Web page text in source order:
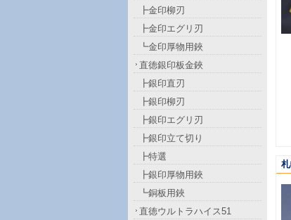
┣金印柳刃
┣金印エグリ刃
┗金印厚物用鋏
直徳銀印板金鋏
┣銀印直刃
┣銀印柳刃
┣銀印エグリ刃
┣銀印立て切り
┣特選
┣銀印厚物用鋏
┗銅板用鋏
直徳ウルトラハイス51